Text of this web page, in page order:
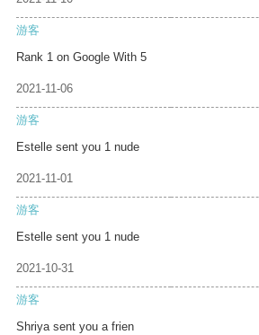
游客
Rank 1 on Google With 5
2021-11-06
游客
Estelle sent you 1 nude
2021-11-01
游客
Estelle sent you 1 nude
2021-10-31
游客
Shriya sent you a frien